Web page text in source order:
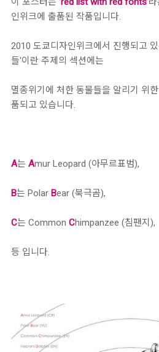
인위크에 출품된 작품입니다.
2010 도쿄디자인위크에서 진행되고
들'이란 주제의 섹션에는
멸종위기에 처한 동물들을 알리기 위
품되고 있습니다.
A는 Amur Leopard (아무르표범),
B는 Polar Bear (북극곰),
C는 Common Chimpanzee (침팬지),
등 입니다.